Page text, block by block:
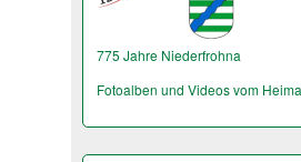
775 Jahre Niederfrohna
Fotoalben und Videos vom